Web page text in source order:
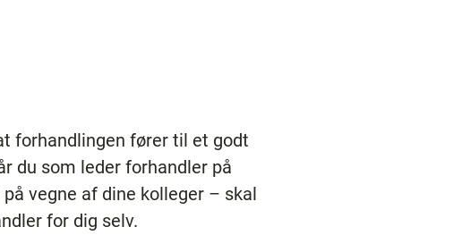
forhandlingen fører til et godt
du som leder forhandler på
vegne af dine kolleger – skal
for dig selv.